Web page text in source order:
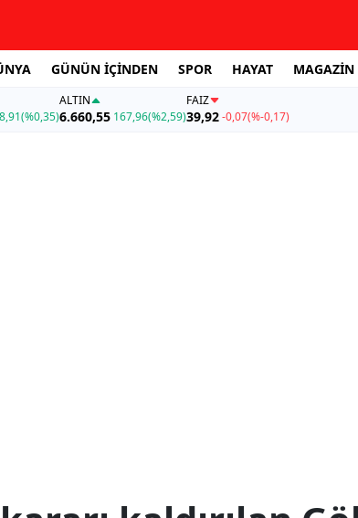
GÜNÜN İÇİNDEN SPOR HAYAT MAGAZİN
(%0,35)
ALTIN
6.660,55 167,96(%2,59)
FAİZ
39,92-0,07(%-0,17)